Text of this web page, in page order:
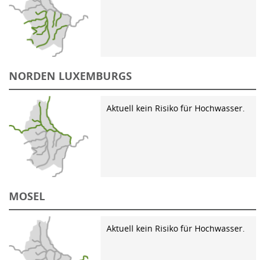
NORDEN LUXEMBURGS
Aktuell kein Risiko für Hochwasser.
MOSEL
Aktuell kein Risiko für Hochwasser.